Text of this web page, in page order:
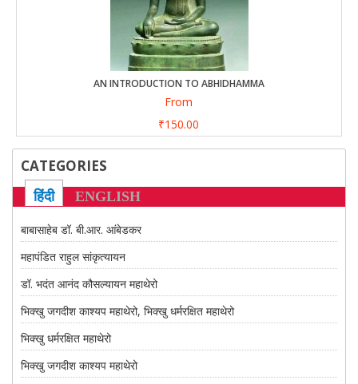
AN INTRODUCTION TO ABHIDHAMMA
From
₹150.00
CATEGORIES
हिंदी ENGLISH
बाबासाहेब डॉ. बी.आर. आंबेडकर
महापंडित राहुल सांकृत्यायन
डॉ. भदंत आनंद कौसल्यायन महाथेरो
भिक्खु जगदीश काश्यप महाथेरो, भिक्खु धर्मरक्षित महाथेरो
भिक्खु धर्मरक्षित महाथेरो
भिक्खु जगदीश काश्यप महाथेरो